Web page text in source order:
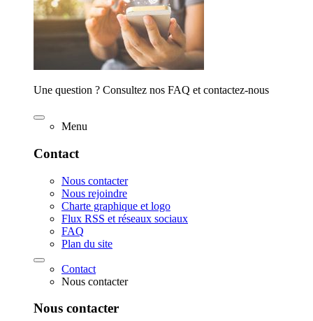
Une question ? Consultez nos FAQ et contactez-nous
Menu
Contact
Nous contacter
Nous rejoindre
Charte graphique et logo
Flux RSS et réseaux sociaux
FAQ
Plan du site
Contact
Nous contacter
Nous contacter